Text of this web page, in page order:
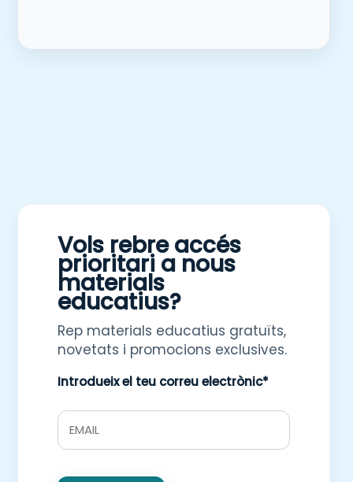
Vols rebre accés
prioritari a nous
materials
educatius?
Rep materials educatius gratuïts,
novetats i promocions exclusives.
Introdueix el teu correu electrònic*